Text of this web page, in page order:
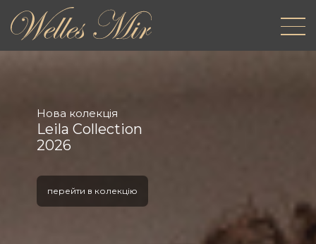
Нова колекція
Leila Collection
2026
перейти в колекцію